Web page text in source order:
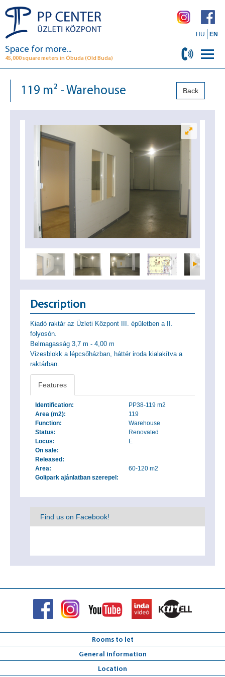
Space for more...
45,000 square meters in Óbuda (Old Buda)
HU EN
119 m² - Warehouse Back
Description
Kiadó raktár az Üzleti Központ III. épületben a II.
folyosón.
Belmagasság 3,7 m - 4,00 m
Vizesblokk a lépcsőházban, háttér iroda kialakítva a
raktárban.
Features
Identification:
PP38-119 m2
Area (m2):
119
Function:
Warehouse
Status:
Renovated
Locus:
E
On sale:
Released:
Area:
60-120 m2
Golipark ajánlatban szerepel:
Find us on Facebook!
Rooms to let
General information
Location